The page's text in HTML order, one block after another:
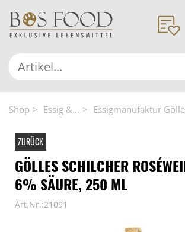
Shop Essig &... Essigmanufaktur
ZURÜCK
GÖLLES SCHILCHER
6% SÄURE, 250 ML
Art.Nr.:21091